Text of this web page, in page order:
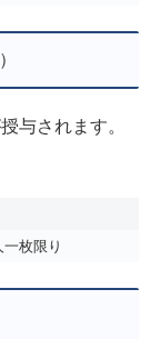
与されます。
枚限り